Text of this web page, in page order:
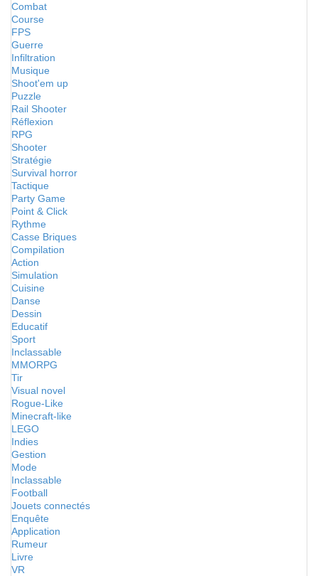
Combat
Course
FPS
Guerre
Infiltration
Musique
Shoot'em up
Puzzle
Rail Shooter
Réflexion
RPG
Shooter
Stratégie
Survival horror
Tactique
Party Game
Point & Click
Rythme
Casse Briques
Compilation
Action
Simulation
Cuisine
Danse
Dessin
Educatif
Sport
Inclassable
MMORPG
Tir
Visual novel
Rogue-Like
Minecraft-like
LEGO
Indies
Gestion
Mode
Inclassable
Football
Jouets connectés
Enquête
Application
Rumeur
Livre
VR